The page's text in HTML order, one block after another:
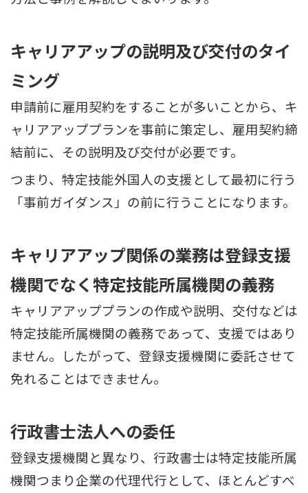
キャリアアップの説明及び交付のタイ
ミング
申請前に雇用契約をすることが多いことから、キ
ャリアアッププランを事前に策定し、雇用契約締
結前に、その説明及び交付が必要です。
つまり、特定技能外国人の支援として最初に行う
「事前ガイダンス」の前に行うことになります。
キャリアアップ関係の業務は登録支援
機関でなく特定技能所属機関の義務
キャリアアッププランの作成や説明、交付などは
特定技能所属機関の義務であって、支援ではあり
ません。したがって、登録支援機関に委託させて
免れることはできません。
行政書士法人への委任
登録支援機関と異なり、行政書士は特定技能所属
機関つまり企業の代理代行として、ほとんどすべ